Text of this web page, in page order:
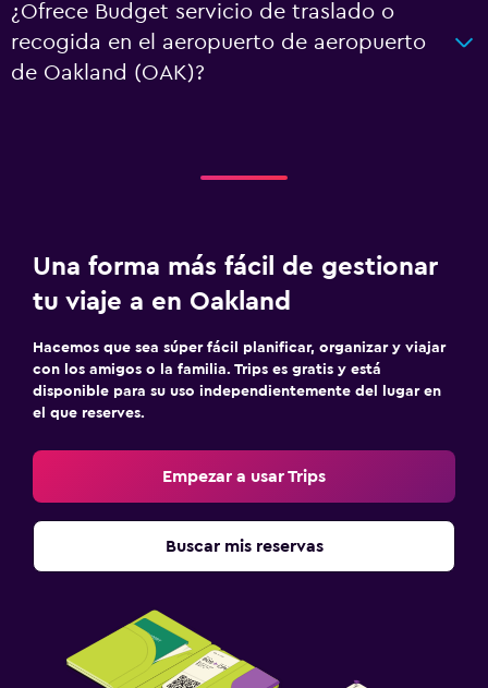
¿Ofrece Budget servicio de traslado o
recogida en el aeropuerto de aeropuerto
de Oakland (OAK)?
Una forma más fácil de gestionar
tu viaje a en Oakland
Hacemos que sea súper fácil planificar, organizar y viajar
con los amigos o la familia. Trips es gratis y está
disponible para su uso independientemente del lugar en
el que reserves.
Empezar a usar Trips
Buscar mis reservas